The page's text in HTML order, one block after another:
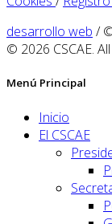
desarrollo web /
© 2026 CSCAE.
Menú Principal
Inicio
El CSCAE